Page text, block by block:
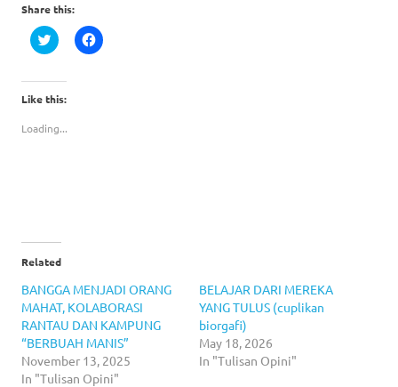
Share this:
Click
to
Twitter
(Opens
in
window)
Click
to
Like this:
Loading...
Related
BANGGA MENJADI ORANG
MAHAT, KOLABORASI
RANTAU DAN KAMPUNG
“BERBUAH MANIS”
November 13, 2025
In "Tulisan Opini"
BELAJAR DARI MEREKA
YANG TULUS (cuplikan
biorgafi)
May 18, 2026
In "Tulisan Opini"